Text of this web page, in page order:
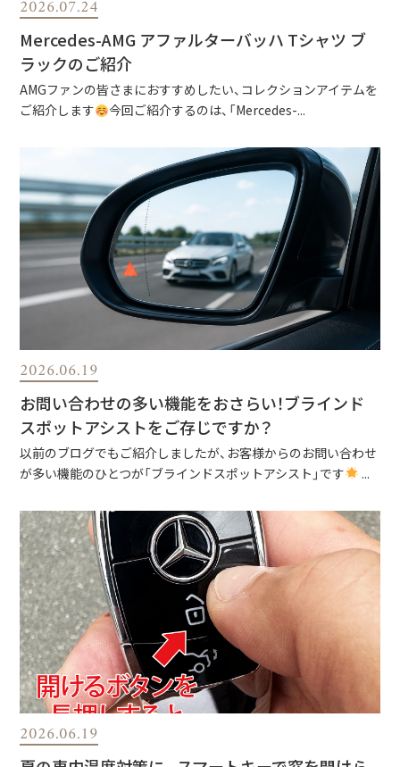
2026.07.24
Mercedes-AMG アファルターバッハ Tシャツ ブ
ラックのご紹介
AMGファンの皆さまにおすすめしたい、コレクションアイテムを
ご紹介します
今回ご紹介するのは、「Mercedes-...
2026.06.19
お問い合わせの多い機能をおさらい！ブラインド
スポットアシストをご存じですか？
以前のブログでもご紹介しましたが、お客様からのお問い合わせ
が多い機能のひとつが「ブラインドスポットアシスト」です
...
2026.06.19